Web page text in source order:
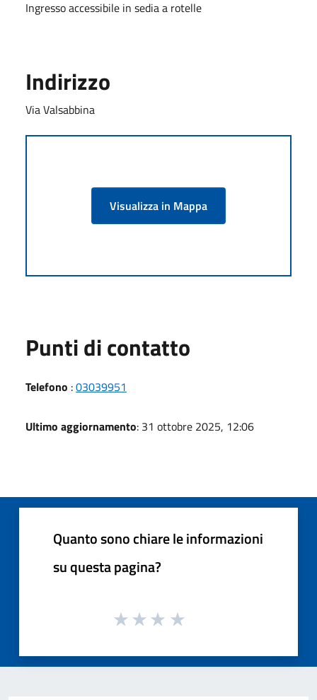
Ingresso accessibile in sedia a rotelle
Indirizzo
Via Valsabbina
Visualizza in Mappa
Punti di contatto
Telefono :03039951
Ultimo aggiornamento: 31 ottobre 2025, 12:06
Quanto sono chiare le informazioni
su questa pagina?